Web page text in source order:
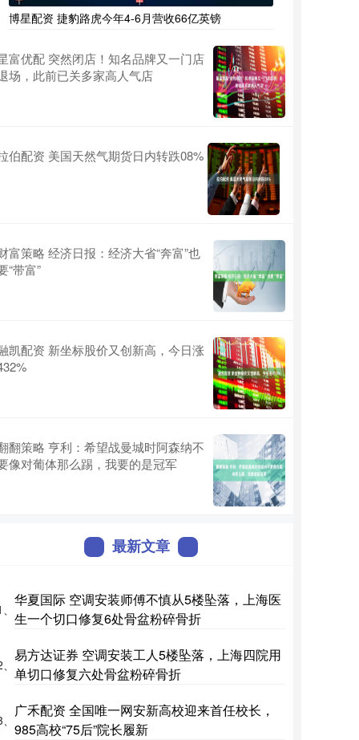
博星配资 捷豹路虎今年4-6月营收66亿英镑
富优配 突然闭店！知名品牌又一门店
场，此前已关多家高人气店
伯配资 美国天然气期货日内转跌08%
富策略 经济日报：经济大省“奔富”也
“带富”
凯配资 新坐标股价又创新高，今日涨
翻策略 亨利：希望战曼城时阿森纳不
像对葡体那么踢，我要的是冠军
最新文章
华夏国际 空调安装师傅不慎从5楼坠落，上海医
生一个切口修复6处骨盆粉碎骨折
易方达证券 空调安装工人5楼坠落，上海四院用
单切口修复六处骨盆粉碎骨折
广禾配资 全国唯一网安新高校迎来首任校长，
985高校“75后”院长履新